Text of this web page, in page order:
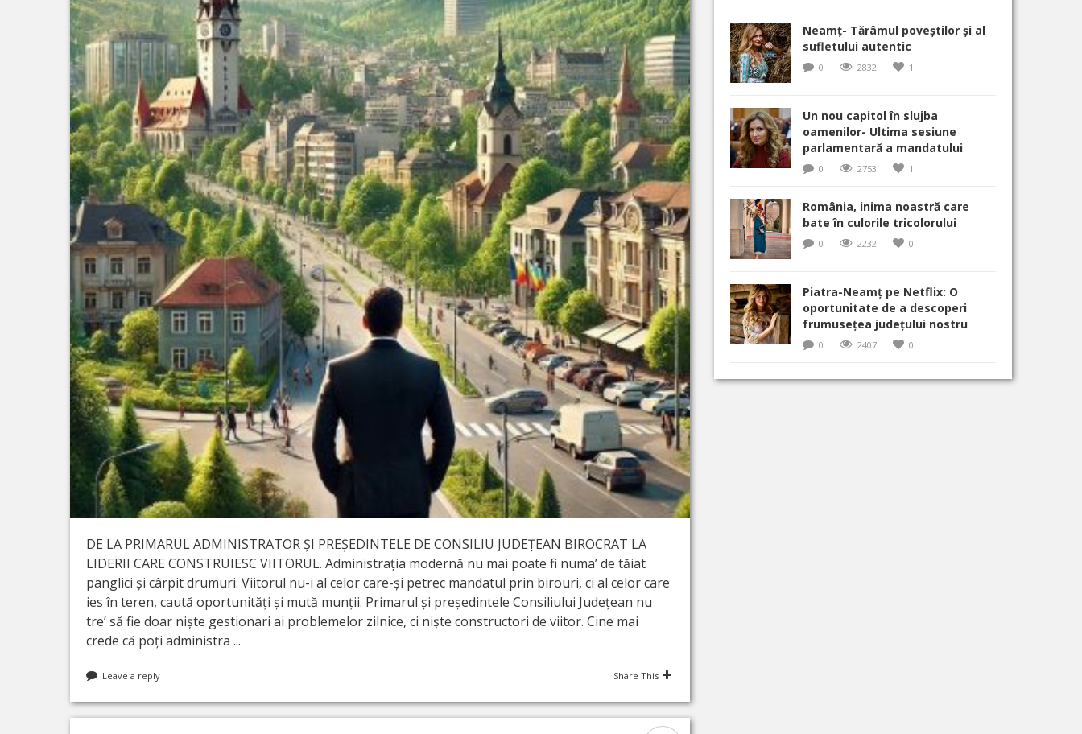
DE LA PRIMARUL ADMINISTRATOR ȘI PREȘEDINTELE DE CONSILIU JUDEȚEAN BIROCRAT LA
LIDERII CARE CONSTRUIESC VIITORUL. Administrația modernă nu mai poate fi numa’ de tăiat
panglici și cârpit drumuri. Viitorul nu-i al celor care-și petrec mandatul prin birouri, ci al celor care
ies în teren, caută oportunități și mută munții. Primarul și președintele Consiliului Județean nu
tre’ să fie doar niște gestionari ai problemelor zilnice, ci niște constructori de viitor. Cine mai
crede că poți administra ...
Leave a reply Share This
Neamț- Tărâmul poveștilor și al
sufletului autentic
0 2832 1
Un nou capitol în slujba
oamenilor- Ultima sesiune
parlamentară a mandatului
0 2753 1
România, inima noastră care
bate în culorile tricolorului
0 2232 0
Piatra-Neamț pe Netflix: O
oportunitate de a descoperi
frumusețea județului nostru
0 2407 0